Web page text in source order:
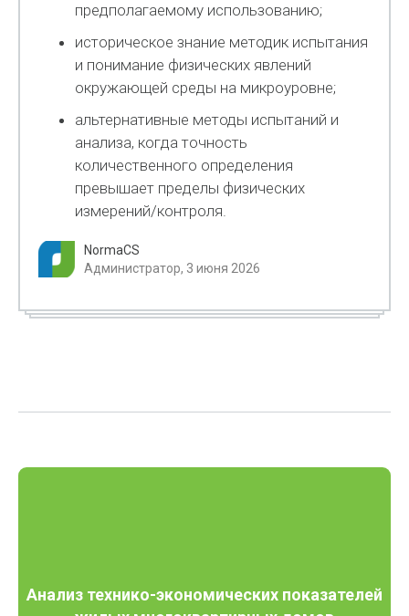
предполагаемому использованию;
историческое знание методик испытания
и понимание физических явлений
окружающей среды на микроуровне;
альтернативные методы испытаний и
анализа, когда точность
количественного определения
превышает пределы физических
измерений/контроля.
NormaCS
Администратор, 3 июня 2026
Анализ технико-экономических показателей